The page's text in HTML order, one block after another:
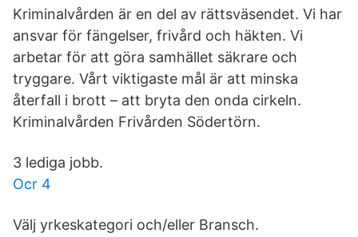
Kriminalvården är en del av rättsväsendet. Vi har
ansvar för fängelser, frivård och häkten. Vi
arbetar för att göra samhället säkrare och
tryggare. Vårt viktigaste mål är att minska
återfall i brott – att bryta den onda cirkeln.
Kriminalvården Frivården Södertörn.
3 lediga jobb.
Ocr 4
Välj yrkeskategori och/eller Bransch.